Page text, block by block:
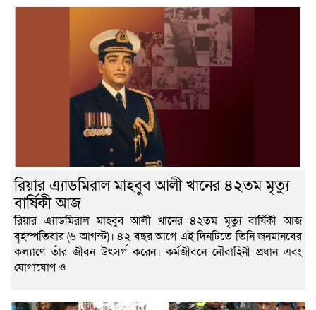
রিয়ার এ্যাডমিরাল মাহবুব আলী খানের ৪২তম মৃত্যু
বার্ষিকী আজ
রিয়ার এ্যাডমিরাল মাহবুব আলী খানের ৪২তম মৃত্যু বার্ষিকী আজ
বৃহস্পতিবার (৬ আগস্ট)। ৪২ বছর আগে এই দিনটিতে তিনি জনমানবের
কল্যাণে তাঁর জীবন উৎসর্গ করেন। কর্মজীবনে নৌবাহিনী প্রধান এবং
যোগাযোগ ও